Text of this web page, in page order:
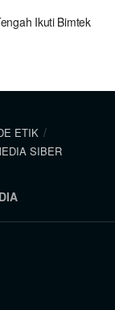
Ikuti Bimtek
ETIK
SIBER